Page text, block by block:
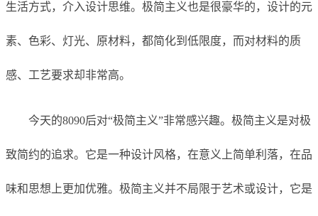
生活方式，介入设计思维。极简主义也是很豪华的，设计的元
素、色彩、灯光、原材料，都简化到低限度，而对材料的质
感、工艺要求却非常高。
今天的8090后对“极简主义”非常感兴趣。极简主义是对极
致简约的追求。它是一种设计风格，在意义上简单利落，在品
味和思想上更加优雅。极简主义并不局限于艺术或设计，它是